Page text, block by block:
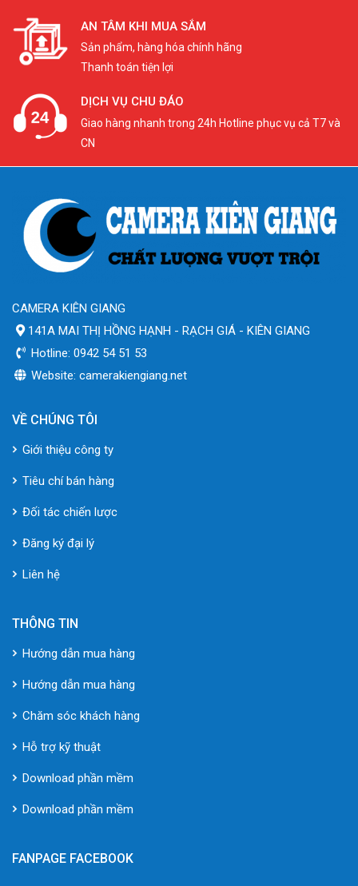
AN TÂM KHI MUA SẮM
Sản phẩm, hàng hóa chính hãng
Thanh toán tiện lợi
DỊCH VỤ CHU ĐÁO
Giao hàng nhanh trong 24h Hotline phục vụ cả T7 và
CN
CAMERA KIÊN GIANG
141A MAI THỊ HỒNG HẠNH - RẠCH GIÁ - KIÊN GIANG
Hotline: 0942 54 51 53
Website: camerakiengiang.net
VỀ CHÚNG TÔI
Giới thiệu công ty
Tiêu chí bán hàng
Đối tác chiến lược
Đăng ký đại lý
Liên hệ
THÔNG TIN
Hướng dẫn mua hàng
Hướng dẫn mua hàng
Chăm sóc khách hàng
Hỗ trợ kỹ thuật
Download phần mềm
Download phần mềm
FANPAGE FACEBOOK